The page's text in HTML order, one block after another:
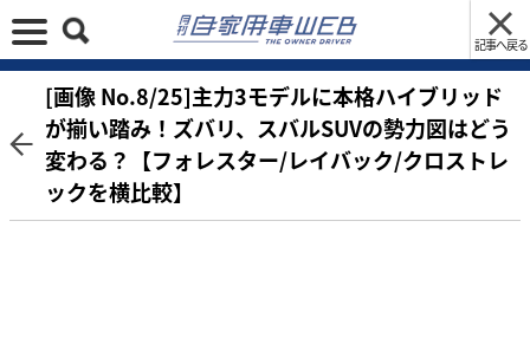
記事へ戻る
[画像 No.8/25]主力3モデルに本格ハイブリッド
が揃い踏み！ズバリ、スバルSUVの勢力図はどう
変わる？【フォレスター/レイバック/クロストレ
ックを横比較】